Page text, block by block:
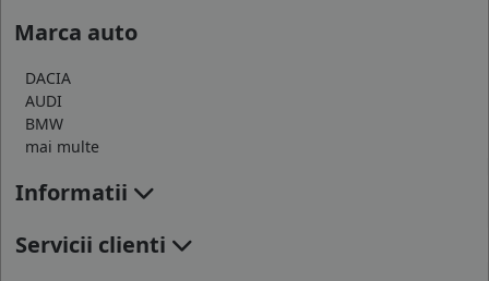
Marca auto
DACIA
AUDI
BMW
mai multe
Informatii
Servicii clienti